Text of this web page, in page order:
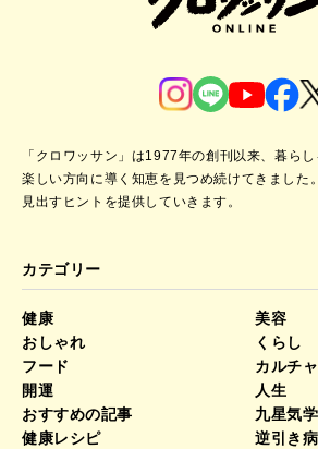
「クロワッサン」は1977年の創刊以来、暮ら
楽しい方向に導く知恵を見つめ続けてきました
見出すヒントを提供していきます。
カテゴリー
健康
美容
おしゃれ
くらし
フード
カルチ
開運
人生
おすすめの記事
九星気
健康レシピ
逆引き